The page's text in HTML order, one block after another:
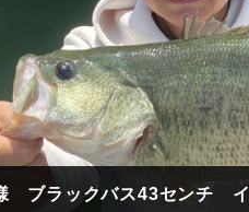
ブラックバス43センチ